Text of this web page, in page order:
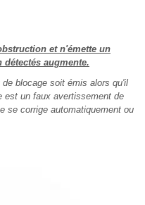
et n'émette un
augmente.
blocage soit émis alors qu'il
est un faux avertissement de
se corrige automatiquement ou